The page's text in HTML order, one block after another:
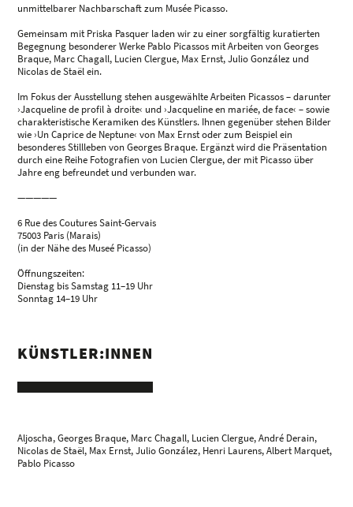
unmittelbarer Nachbarschaft zum Musée Picasso.
Gemeinsam mit Priska Pasquer laden wir zu einer sorgfältig kuratierten
Begegnung besonderer Werke Pablo Picassos mit Arbeiten von Georges
Braque, Marc Chagall, Lucien Clergue, Max Ernst, Julio González und
Nicolas de Staël ein.
Im Fokus der Ausstellung stehen ausgewählte Arbeiten Picassos – darunter
›Jacqueline de profil à droite‹ und ›Jacqueline en mariée, de face‹ – sowie
charakteristische Keramiken des Künstlers. Ihnen gegenüber stehen Bilder
wie ›Un Caprice de Neptune‹ von Max Ernst oder zum Beispiel ein
besonderes Stillleben von Georges Braque. Ergänzt wird die Präsentation
durch eine Reihe Fotografien von Lucien Clergue, der mit Picasso über
Jahre eng befreundet und verbunden war.
—————
6 Rue des Coutures Saint-Gervais
75003 Paris (Marais)
(in der Nähe des Museé Picasso)
Öffnungszeiten:
Dienstag bis Samstag 11–19 Uhr
Sonntag 14–19 Uhr
KÜNSTLER:INNEN
Aljoscha, Georges Braque, Marc Chagall, Lucien Clergue,André Derain,
Nicolas de Staël, Max Ernst, Julio González, Henri Laurens, Albert Marquet,
Pablo Picasso